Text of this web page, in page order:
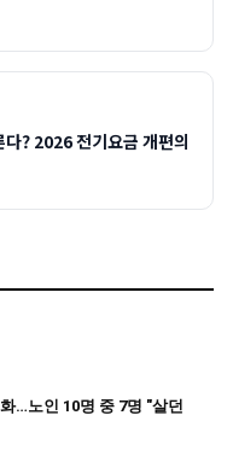
? 2026 전기요금 개편의
…노인 10명 중 7명 "살던